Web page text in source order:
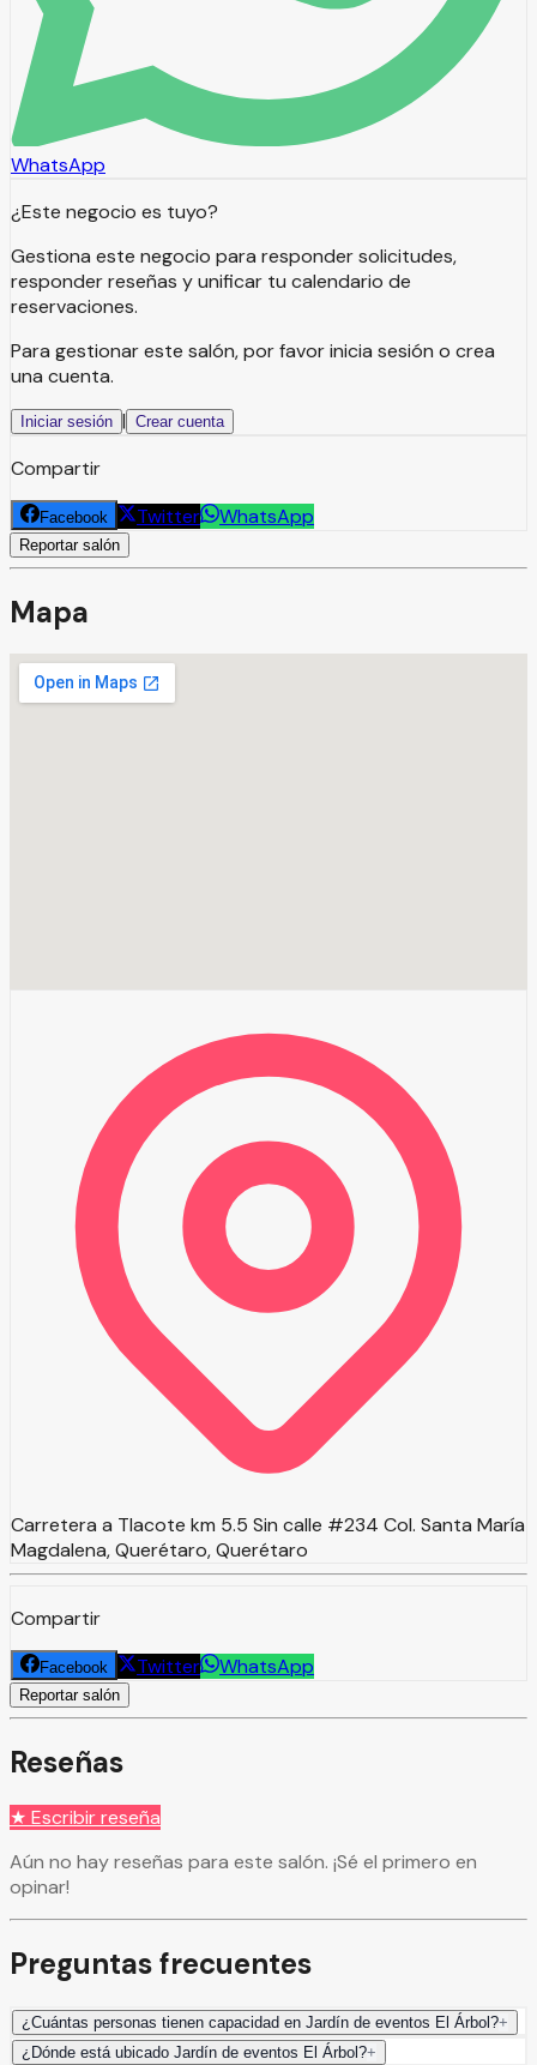
WhatsApp
¿Este negocio es tuyo?
Gestiona este negocio para responder solicitudes,
responder reseñas y unificar tu calendario de
reservaciones.
Para gestionar este salón, por favor inicia sesión o crea
una cuenta.
Iniciar sesión | Crear cuenta
Compartir
Facebook Twitter WhatsApp
Reportar salón
Mapa
Carretera a Tlacote km 5.5 Sin calle #234 Col. Santa María
Magdalena, Querétaro, Querétaro
Compartir
Facebook Twitter WhatsApp
Reportar salón
Reseñas
★ Escribir reseña
Aún no hay reseñas para este salón. ¡Sé el primero en
opinar!
Preguntas frecuentes
¿Cuántas personas tienen capacidad en Jardín de eventos El Árbol?+
¿Dónde está ubicado Jardín de eventos El Árbol?+